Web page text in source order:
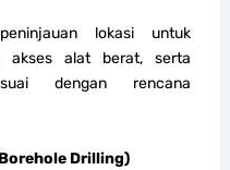
lokasi untuk
akses alat berat, serta
dengan rencana
Drilling)